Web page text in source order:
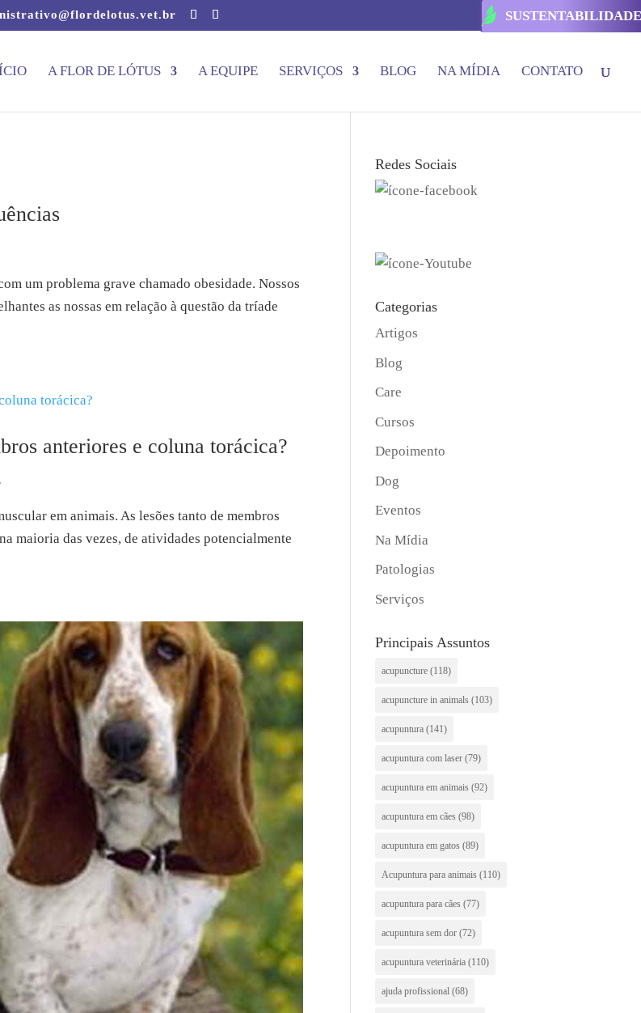
A FLOR DE LÓTUS A EQUIPE SERVIÇOS BLOG NA MÍDIA CONTATO
um problema grave chamado obesidade. Nossos
as nossas em relação à questão da tríade
anteriores e coluna torácica?
em animais. As lesões tanto de membros
maioria das vezes, de atividades potencialmente
Redes Sociais
Categorias
Artigos
Blog
Care
Cursos
Depoimento
Dog
Eventos
Na Mídia
Patologias
Serviços
Principais Assuntos
acupuncture (118)
acupuncture in animals (103)
acupuntura (141)
acupuntura com laser (79)
acupuntura em animais (92)
acupuntura em cães (98)
acupuntura em gatos (89)
Acupuntura para animais (110)
acupuntura para cães (77)
acupuntura sem dor (72)
acupuntura veterinária (110)
ajuda profissional (68)
SUSTENTABILIDADE